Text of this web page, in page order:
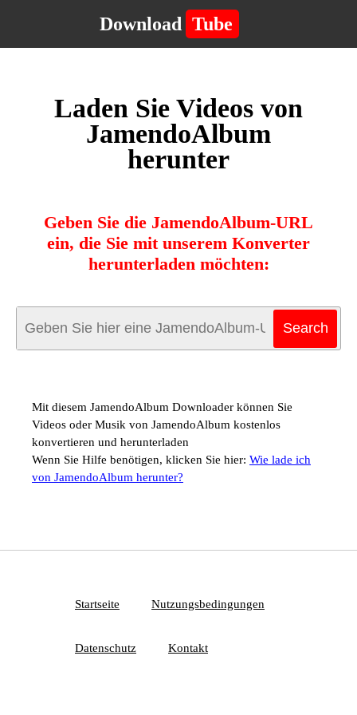
Download Tube
Laden Sie Videos von
JamendoAlbum
herunter
Geben Sie die JamendoAlbum-URL
ein, die Sie mit unserem Konverter
herunterladen möchten:
Mit diesem JamendoAlbum Downloader können Sie
Videos oder Musik von JamendoAlbum kostenlos
konvertieren und herunterladen
Wenn Sie Hilfe benötigen, klicken Sie hier: Wie lade ich
von JamendoAlbum herunter?
Startseite Nutzungsbedingungen
Datenschutz Kontakt